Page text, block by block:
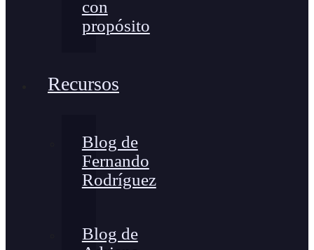
con
propósito
Recursos
Blog de
Fernando
Rodríguez
Blog de